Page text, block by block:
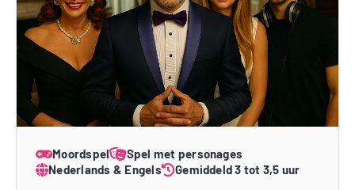
Moordspel
Spel met personages
Nederlands & Engels
Gemiddeld 3 tot 3,5 uur